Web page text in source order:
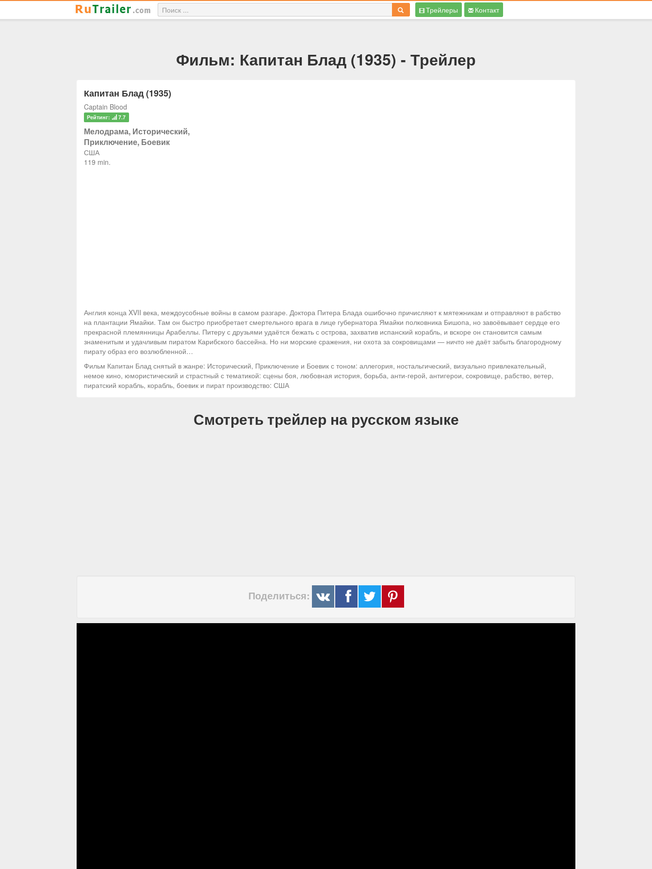
Трейлеры Контакт
Фильм: Капитан Блад (1935) - Трейлер
Капитан Блад (1935)
Captain Blood
Рейтинг: 7.7
Мелодрама, Исторический,
Приключение, Боевик
США
119 min.
Англия конца XVII века, междоусобные войны в самом разгаре. Доктора Питера Блада ошибочно причисляют к мятежникам и отправляют в рабство
на плантации Ямайки. Там он быстро приобретает смертельного врага в лице губернатора Ямайки полковника Бишопа, но завоёвывает сердце его
прекрасной племянницы Арабеллы. Питеру с друзьями удаётся бежать с острова, захватив испанский корабль, и вскоре он становится самым
знаменитым и удачливым пиратом Карибского бассейна. Но ни морские сражения, ни охота за сокровищами — ничто не даёт забыть благородному
пирату образ его возлюбленной…
Фильм Капитан Блад снятый в жанре: Исторический, Приключение и Боевик с тоном: аллегория, ностальгический, визуально привлекательный,
немое кино, юмористический и страстный с тематикой: сцены боя, любовная история, борьба, анти-герой, антигерои, сокровище, рабство, ветер,
пиратский корабль, корабль, боевик и пират производство: США
Смотреть трейлер на русском языке
Поделиться: